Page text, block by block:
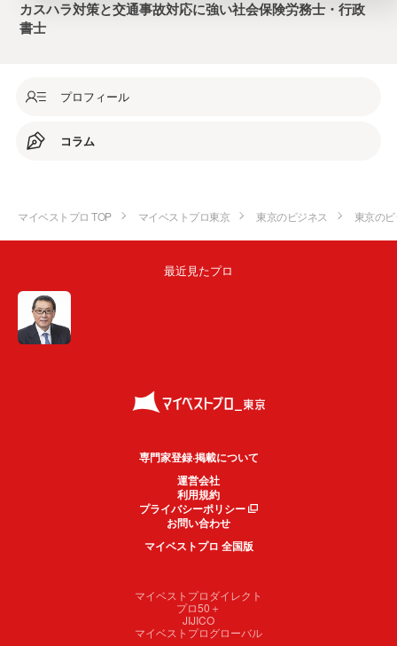
カスハラ対策と交通事故対応に強い社会保険労務士・行政
書士
プロフィール
コラム
マイベストプロ TOP マイベストプロ東京 東京のビジネス 東京の
最近見たプロ
専門家登録·掲載について
運営会社
利用規約
プライバシーポリシー
お問い合わせ
マイベストプロ 全国版
マイベストプロダイレクト
プロ50＋
JIJICO
マイベストプログローバル